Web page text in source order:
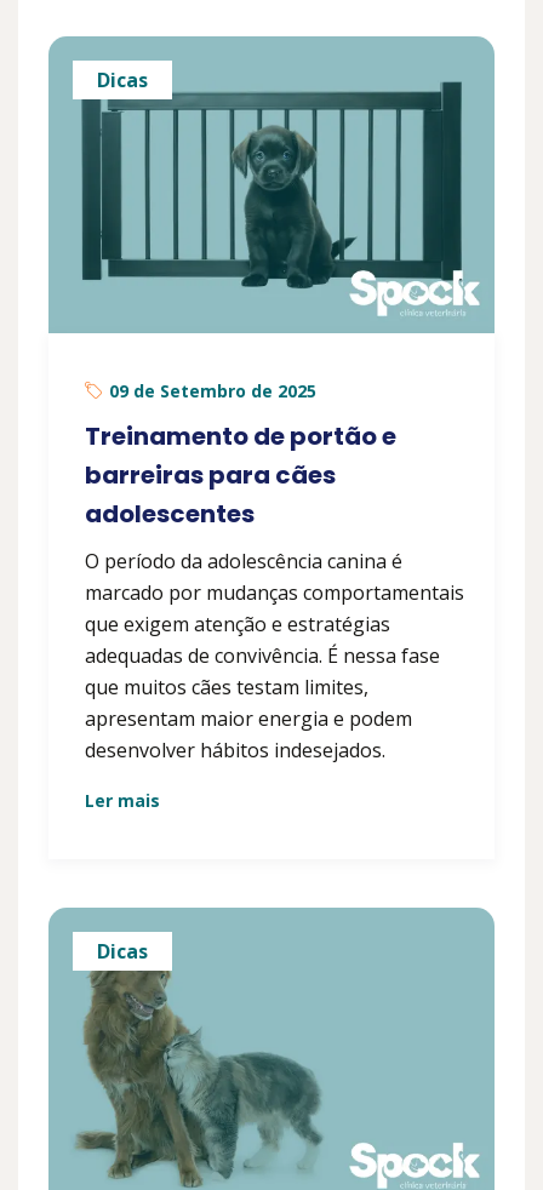
Dicas
09 de Setembro de 2025
Treinamento de portão e
barreiras para cães
adolescentes
O período da adolescência canina é
marcado por mudanças comportamentais
que exigem atenção e estratégias
adequadas de convivência. É nessa fase
que muitos cães testam limites,
apresentam maior energia e podem
desenvolver hábitos indesejados.
Ler mais
Dicas